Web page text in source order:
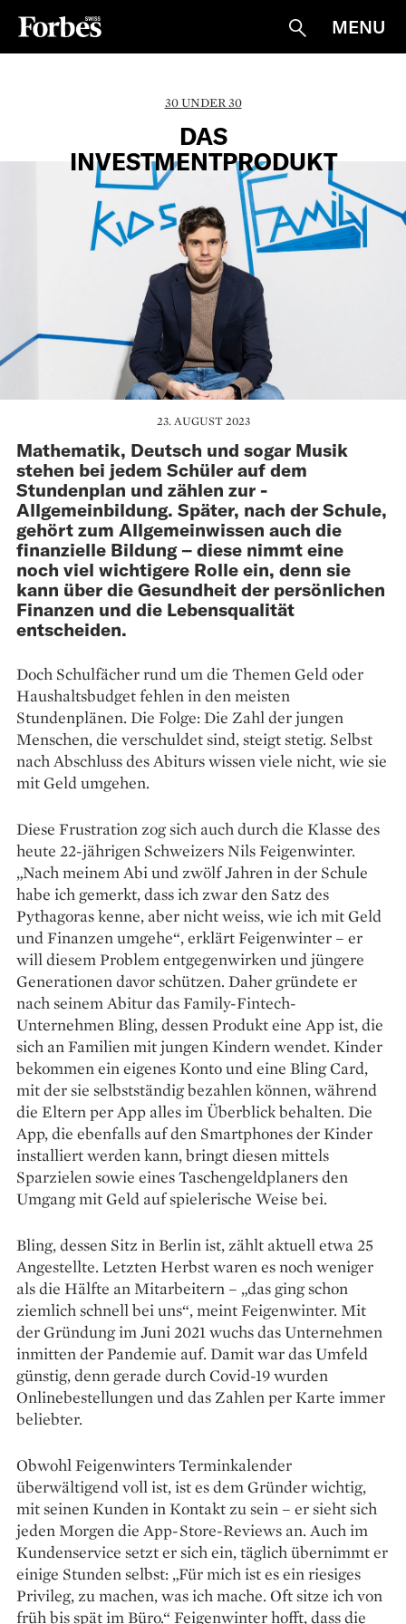
Suche
MENU
30 UNDER 30
DAS
INVESTMENTPRODUKT
23. AUGUST 2023
Mathematik, Deutsch und sogar Musik
stehen bei jedem Schüler auf dem
Stundenplan und zählen zur ­
Allgemeinbildung. Später, nach der Schule,
gehört zum Allgemeinwissen auch die
finanzielle Bildung – diese nimmt eine
noch viel wichti­gere Rolle ein, denn sie
kann über die Gesundheit der persönlichen
Finanzen und die Lebensqualität
entscheiden.
Doch Schulfächer rund um die Themen Geld oder
Haus­haltsbudget fehlen in den meisten
Stundenplänen. Die Folge: Die Zahl der jungen
Menschen, die verschuldet sind, steigt stetig. Selbst
nach Ab­schluss des Abiturs wissen viele nicht, wie sie
mit Geld umgehen.
Diese Frustration zog sich auch durch die Klasse des
heute 22-jährigen Schweizers Nils Feigenwinter.
„Nach meinem Abi und zwölf Jahren in der Schule
habe ich gemerkt, dass ich zwar den Satz des
Pythagoras kenne, aber nicht weiss, wie ich mit Geld
und Finanzen umgehe“, erklärt Feigenwinter – er
will diesem Problem entgegen­wirken und jüngere
Generationen davor schützen. Daher gründete er
nach seinem Abitur das Family-Fintech-
Unternehmen Bling, dessen Produkt eine App ist, die
sich an Familien mit jungen Kindern wendet. Kinder
bekommen ein eigenes Konto und eine Bling Card,
mit der sie selbstständig bezahlen können, während
die Eltern per App alles im Überblick behalten. Die
App, die ebenfalls auf den Smartphones der Kinder
installiert werden kann, bringt die­sen mittels
Sparzielen sowie eines Taschengeldplaners den
Umgang mit Geld auf spiele­rische Weise bei.
Bling, dessen Sitz in Berlin ist, zählt aktuell etwa 25
Angestellte. Letzten Herbst waren es noch weniger
als die Hälfte an Mitarbeitern – „das ging schon
ziemlich schnell bei uns“, meint Feigenwinter. Mit
der Gründung im Juni 2021 wuchs das Unternehmen
inmitten der Pandemie auf. Damit war das Umfeld
günstig, denn gerade durch Covid-19 wurden
Onlinebestellungen und das Zahlen per Karte immer
beliebter.
Obwohl Feigenwinters Terminkalender
überwältigend voll ist, ist es dem Gründer wichtig,
mit seinen Kunden in Kontakt zu sein – er sieht sich
jeden Morgen die App-Store-­Reviews an. Auch im
Kundenservice setzt er sich ein, täglich übernimmt er
einige Stunden selbst: „Für mich ist es ein riesiges
Privileg, zu machen, was ich mache. Oft sitze ich von
früh bis spät im Büro.“ Feigenwinter hofft, dass die